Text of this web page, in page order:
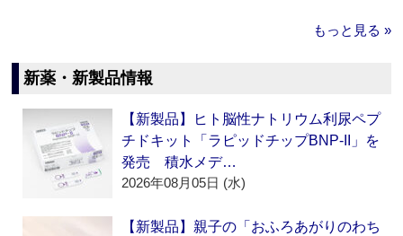
もっと見る »
新薬・新製品情報
【新製品】ヒト脳性ナトリウム利尿ペプ
チドキット「ラピッドチップBNP-II」を
発売 積水メデ…
2026年08月05日 (水)
【新製品】親子の「おふろあがりのわち